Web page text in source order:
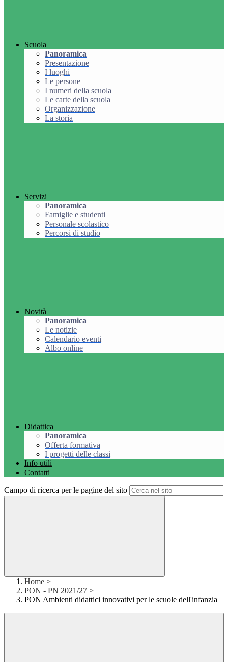
Scuola
Panoramica
Presentazione
I luoghi
Le persone
I numeri della scuola
Le carte della scuola
Organizzazione
La storia
Servizi
Panoramica
Famiglie e studenti
Personale scolastico
Percorsi di studio
Novità
Panoramica
Le notizie
Calendario eventi
Albo online
Didattica
Panoramica
Offerta formativa
I progetti delle classi
Info utili
Contatti
Campo di ricerca per le pagine del sito
Home >
PON - PN 2021/27 >
PON Ambienti didattici innovativi per le scuole dell'infanzia